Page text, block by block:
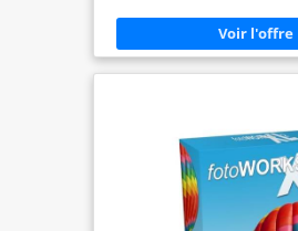
pour créer, améliorer et
avec les dernières
par Adobe Firefly Image 5. Avec
un puissant upscaling 4x.
avec l’outil de création de
Boards. Inclut 4 000 crédits
un accès illimité aux
comme Remplissage génératif,
plus encore.